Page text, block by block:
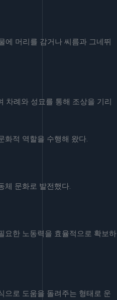
에 머리를 감거나 씨름과 그네뛰
차례와 성묘를 통해 조상을 기리
화적 역할을 수행해 왔다.
체 문화로 발전했다.
요한 노동력을 효율적으로 확보하
으로 도움을 돌려주는 형태로 운